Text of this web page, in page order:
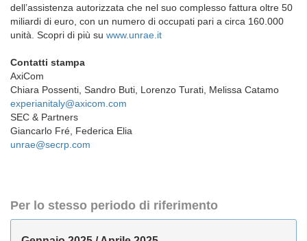
dell’assistenza autorizzata che nel suo complesso fattura oltre 50
miliardi di euro, con un numero di occupati pari a circa 160.000
unità. Scopri di più su www.unrae.it
Contatti stampa
AxiCom
Chiara Possenti, Sandro Buti, Lorenzo Turati, Melissa Catamo
experianitaly@axicom.com
SEC & Partners
Giancarlo Fré, Federica Elia
unrae@secrp.com
Per lo stesso periodo di riferimento